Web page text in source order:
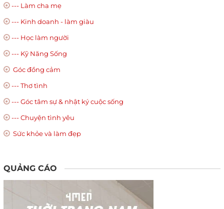
--- Làm cha mẹ
--- Kinh doanh - làm giàu
--- Học làm người
--- Kỹ Năng Sống
Góc đồng cảm
--- Thơ tình
--- Góc tâm sự & nhật ký cuộc sống
--- Chuyện tình yêu
Sức khỏe và làm đẹp
QUẢNG CÁO